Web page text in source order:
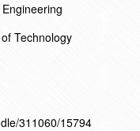
Technology
311060/15794